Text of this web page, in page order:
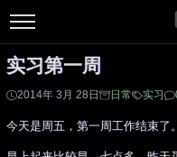
实习第一周
2014年 3月 28日 日常 实习
今天是周五，第一周工作结束了。